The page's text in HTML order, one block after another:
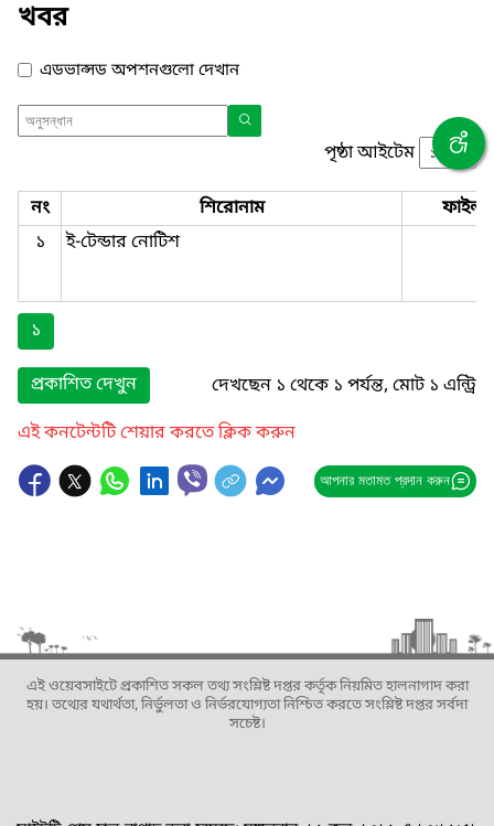
খবর
এডভান্সড অপশনগুলো দেখান
পৃষ্ঠা আইটেম
নং শিরোনাম
ফাইল
১
ই-টেন্ডার নোটিশ
১
প্রকাশিত দেখুন
দেখছেন ১ থেকে ১ পর্যন্ত, মোট ১ এন্ট্রি
এই কনটেন্টটি শেয়ার করতে ক্লিক করুন
আপনার মতামত প্রদান করুন
এই ওয়েবসাইটে প্রকাশিত সকল তথ্য সংশ্লিষ্ট দপ্তর কর্তৃক নিয়মিত হালনাগাদ করা
হয়। তথ্যের যথার্থতা, নির্ভুলতা ও নির্ভরযোগ্যতা নিশ্চিত করতে সংশ্লিষ্ট দপ্তর সর্বদা
সচেষ্ট।